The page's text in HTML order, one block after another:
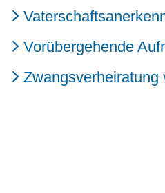
Vorübergehende
Zwangsverheiratung